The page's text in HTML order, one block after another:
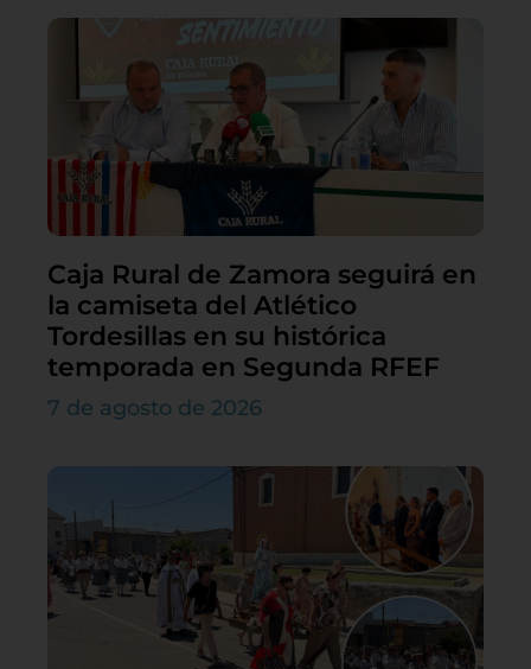
Caja Rural de Zamora seguirá en
la camiseta del Atlético
Tordesillas en su histórica
temporada en Segunda RFEF
7 de agosto de 2026